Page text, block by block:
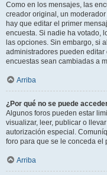
Como en los mensajes, las
creador original, un
hay que editar el primer
encuesta. Si nadie ha votado,
las opciones. Sin embargo, si
administradores pueden
encuestas sean cambiadas a
Arriba
¿Por qué no se puede
Algunos foros pueden estar
visualizar, leer, publicar o
autorización especial.
foro para que se le conceda el
Arriba